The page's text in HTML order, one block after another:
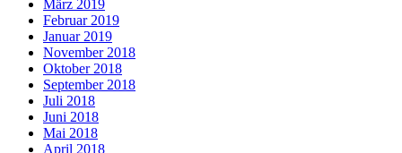
März 2019
Februar 2019
Januar 2019
November 2018
Oktober 2018
September 2018
Juli 2018
Juni 2018
Mai 2018
April 2018